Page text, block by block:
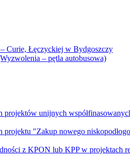
Curie, Łęczyckiej w Bydgoszczy
– pętla autobusowa)
unijnych
"Zakup nowego
z KPON lub KPP w projektach